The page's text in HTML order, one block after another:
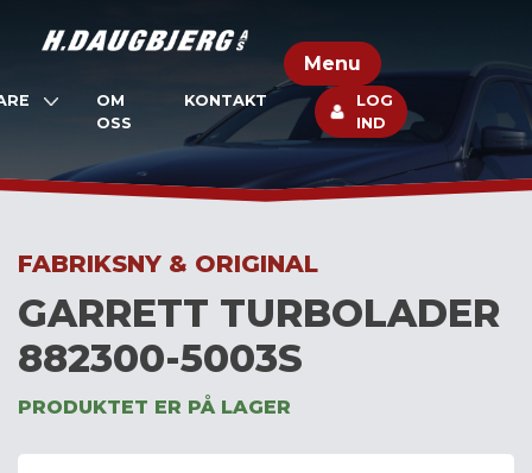
Menu
OM
OSS
KONTAKT
LOG
IND
FABRIKSNY & ORIGINAL
GARRETT TURBOLADER
882300-5003S
PRODUKTET ER PÅ LAGER